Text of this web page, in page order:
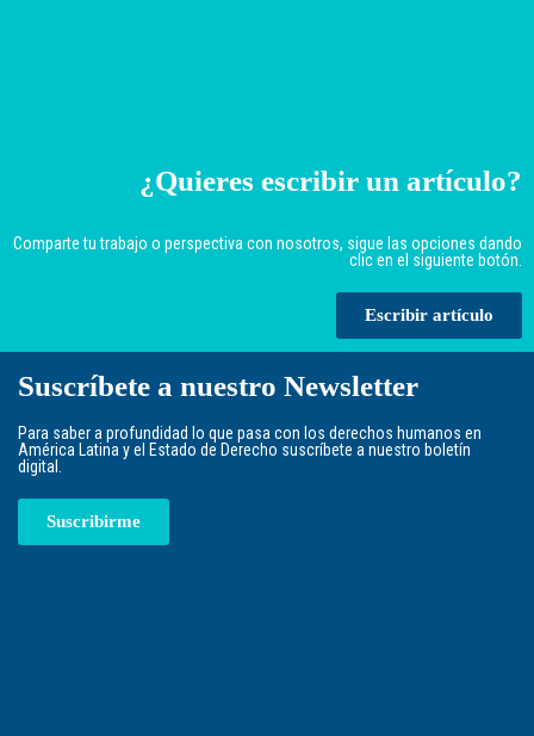
¿Quieres escribir un artículo?
Comparte tu trabajo o perspectiva con nosotros, sigue las opciones dando
clic en el siguiente botón.
Escribir artículo
Suscríbete a nuestro Newsletter
Para saber a profundidad lo que pasa con los derechos humanos en
América Latina y el Estado de Derecho suscríbete a nuestro boletín
digital.
Suscribirme